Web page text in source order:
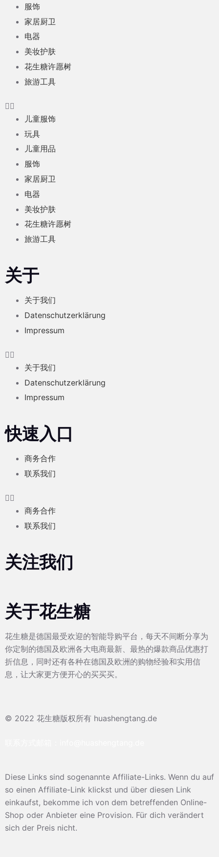
服饰
家居厨卫
电器
美妆护肤
花生糖许愿树
旅游工具
儿童服饰
玩具
儿童用品
服饰
家居厨卫
电器
美妆护肤
花生糖许愿树
旅游工具
关于
关于我们
Datenschutzerklärung
Impressum
关于我们
Datenschutzerklärung
Impressum
快速入口
商务合作
联系我们
商务合作
联系我们
关注我们
关于花生糖
花生糖是德国最受欢迎的智能导购平台，每天不间断分享为
你定制的德国及欧洲各大电商最新、最热的爆款商品优惠打
折信息，同时还有各种在德国及欧洲的购物经验和实用信
息，让大家更方便开心的买买买。
© 2022 花生糖版权所有 huashengtang.de
Diese Links sind sogenannte Affiliate-Links. Wenn du auf
so einen Affiliate-Link klickst und über diesen Link
einkaufst, bekomme ich von dem betreffenden Online-
Shop oder Anbieter eine Provision. Für dich verändert
sich der Preis nicht.